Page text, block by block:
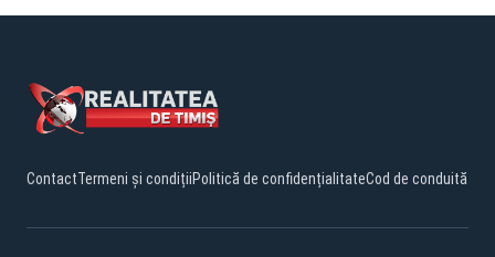
ContactTermeni și condițiiPolitică de confidențialitateCod de conduită